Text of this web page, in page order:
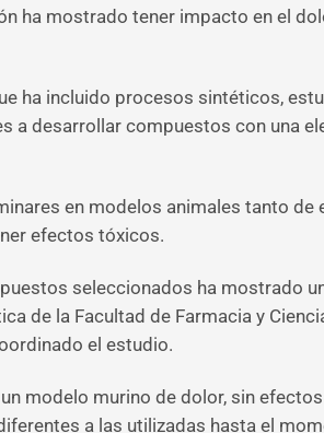
ha mostrado tener impacto en el
ha incluido procesos sintéticos,
desarrollar compuestos con una
en modelos animales tanto de
efectos tóxicos.
seleccionados ha mostrado
de la Facultad de Farmacia y
el estudio.
modelo murino de dolor, sin
a las utilizadas hasta el